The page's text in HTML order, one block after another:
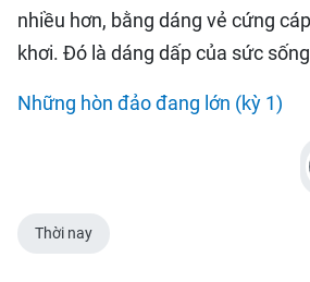
nhiều hơn, bằng dáng vẻ cứng
khơi. Đó là dáng dấp của sức
Những hòn đảo đang lớn (kỳ 1)
Thời nay